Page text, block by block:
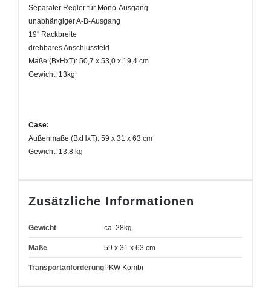
Separater Regler für Mono-Ausgang
unabhängiger A-B-Ausgang
19″ Rackbreite
drehbares Anschlussfeld
Maße (BxHxT): 50,7 x 53,0 x 19,4 cm
Gewicht: 13kg
Case:
Außenmaße (BxHxT): 59 x 31 x 63 cm
Gewicht: 13,8 kg
Zusätzliche Informationen
Gewicht ca. 28kg
Maße 59 x 31 x 63 cm
TransportanforderungPKW Kombi